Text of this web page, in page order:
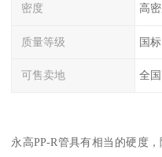
密度 高
质量等级 国标
可售卖地 全国
永高PP-R管具有相当的硬度